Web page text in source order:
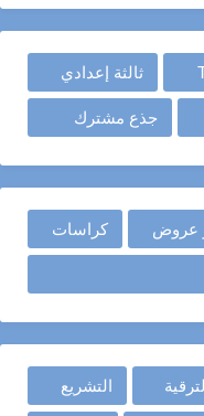
ثالثة إعدادي
جذع مشترك
عروض كراسات
التشريع